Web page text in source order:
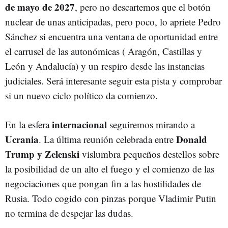
de mayo de 2027, pero no descartemos que el botón
nuclear de unas anticipadas, pero poco, lo apriete Pedro
Sánchez si encuentra una ventana de oportunidad entre
el carrusel de las autonómicas ( Aragón, Castillas y
León y Andalucía) y un respiro desde las instancias
judiciales. Será interesante seguir esta pista y comprobar
si un nuevo ciclo político da comienzo.
En la esferainternacional seguiremos mirando a
Ucrania. La última reunión celebrada entre Donald
Trump y Zelenski vislumbra pequeños destellos sobre
la posibilidad de un alto el fuego y el comienzo de las
negociaciones que pongan fin a las hostilidades de
Rusia. Todo cogido con pinzas porque Vladimir Putin
no termina de despejar las dudas.